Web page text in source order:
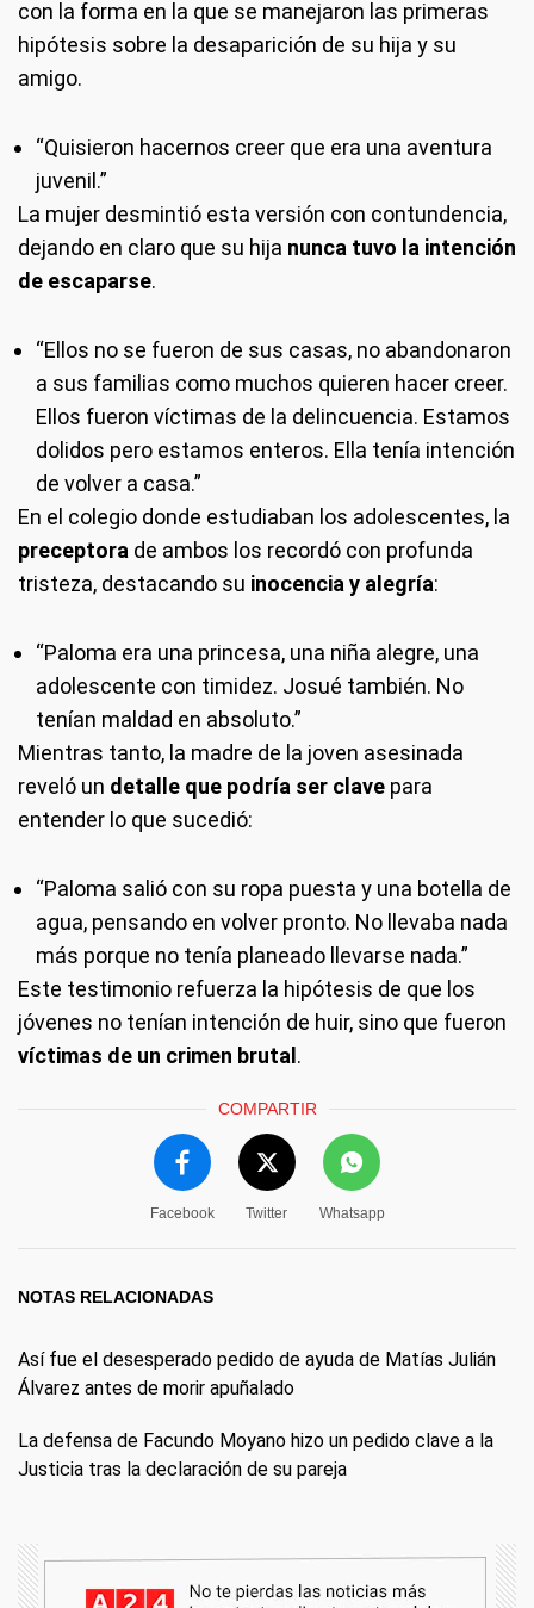
con la forma en la que se manejaron las primeras
hipótesis sobre la desaparición de su hija y su
amigo.
“Quisieron hacernos creer que era una aventura
juvenil.”
La mujer desmintió esta versión con contundencia,
dejando en claro que su hija nunca tuvo la intención
de escaparse.
“Ellos no se fueron de sus casas, no abandonaron
a sus familias como muchos quieren hacer creer.
Ellos fueron víctimas de la delincuencia. Estamos
dolidos pero estamos enteros. Ella tenía intención
de volver a casa.”
En el colegio donde estudiaban los adolescentes, la
preceptora de ambos los recordó con profunda
tristeza, destacando su inocencia y alegría:
“Paloma era una princesa, una niña alegre, una
adolescente con timidez. Josué también. No
tenían maldad en absoluto.”
Mientras tanto, la madre de la joven asesinada
reveló un detalle que podría ser clave para
entender lo que sucedió:
“Paloma salió con su ropa puesta y una botella de
agua, pensando en volver pronto. No llevaba nada
más porque no tenía planeado llevarse nada.”
Este testimonio refuerza la hipótesis de que los
jóvenes no tenían intención de huir, sino que fueron
víctimas de un crimen brutal .
COMPARTIR
Facebook Twitter Whatsapp
NOTAS RELACIONADAS
Así fue el desesperado pedido de ayuda de Matías Julián
Álvarez antes de morir apuñalado
La defensa de Facundo Moyano hizo un pedido clave a la
Justicia tras la declaración de su pareja